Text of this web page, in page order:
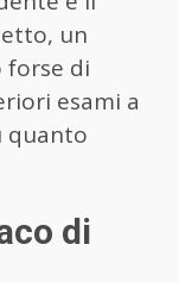
un
forse di
esami a
quanto
di